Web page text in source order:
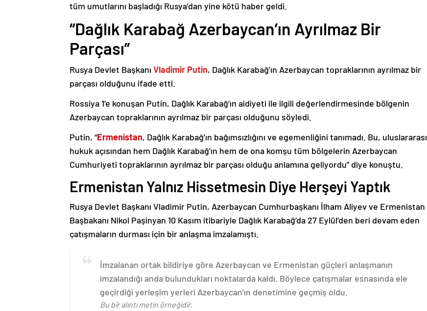
tüm umutlarını başladığı Rusya’dan yine kötü haber geldi.
“Dağlık Karabağ Azerbaycan’ın Ayrılmaz Bir
Parçası”
Rusya Devlet Başkanı Vladimir Putin, Dağlık Karabağ’ın Azerbaycan topraklarının ayrılmaz bir
parçası olduğunu ifade etti.
Rossiya 1’e konuşan Putin, Dağlık Karabağ’ın aidiyeti ile ilgili değerlendirmesinde bölgenin
Azerbaycan topraklarının ayrılmaz bir parçası olduğunu söyledi.
Putin, “Ermenistan, Dağlık Karabağ’ın bağımsızlığını ve egemenliğini tanımadı. Bu, uluslararası
hukuk açısından hem Dağlık Karabağ’ın hem de ona komşu tüm bölgelerin Azerbaycan
Cumhuriyeti topraklarının ayrılmaz bir parçası olduğu anlamına geliyordu” diye konuştu.
Ermenistan Yalnız Hissetmesin Diye Herşeyi Yaptık
Rusya Devlet Başkanı Vladimir Putin, Azerbaycan Cumhurbaşkanı İlham Aliyev ve Ermenistan
Başbakanı Nikol Paşinyan 10 Kasım itibariyle Dağlık Karabağ’da 27 Eylül’den beri devam eden
çatışmaların durması için bir anlaşma imzalamıştı.
İmzalanan ortak bildiriye göre Azerbaycan ve Ermenistan güçleri anlaşmanın
imzalandığı anda bulundukları noktalarda kaldı. Böylece çatışmalar esnasında ele
geçirdiği yerleşim yerleri Azerbaycan’ın denetimine geçmiş oldu.
Bu bir alıntı metin örneğidir.